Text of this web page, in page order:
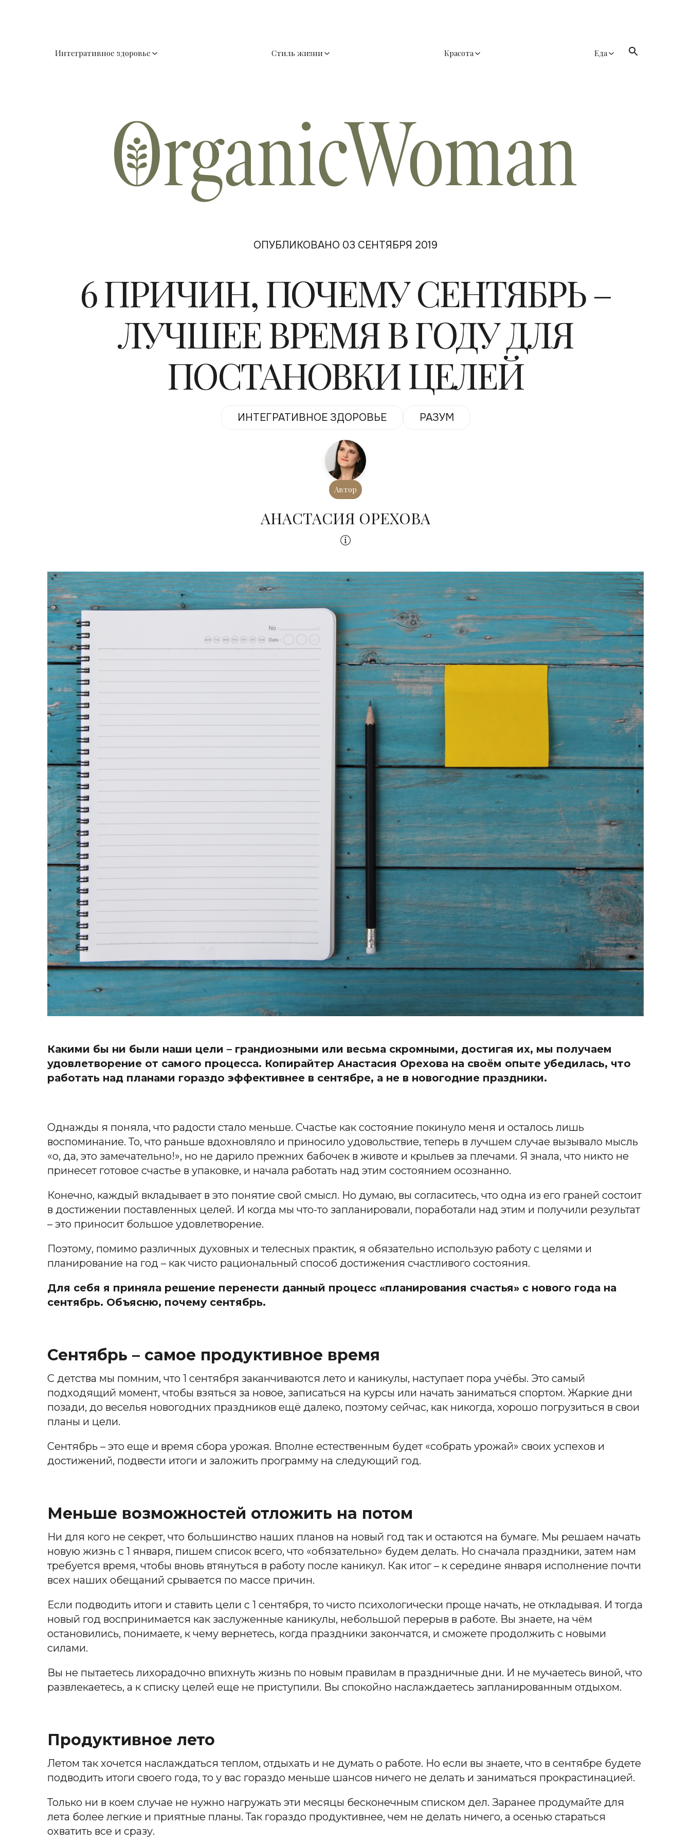
Интегративное здоровье Стиль жизни Красота Еда
ОПУБЛИКОВАНО 03 СЕНТЯБРЯ 2019
6 ПРИЧИН, ПОЧЕМУ СЕНТЯБРЬ –
ЛУЧШЕЕ ВРЕМЯ В ГОДУ ДЛЯ
ПОСТАНОВКИ ЦЕЛЕЙ
ИНТЕГРАТИВНОЕ ЗДОРОВЬЕ РАЗУМ
Автор
АНАСТАСИЯ ОРЕХОВА
Какими бы ни были наши цели – грандиозными или весьма скромными, достигая их, мы получаем
удовлетворение от самого процесса. Копирайтер Анастасия Орехова на своём опыте убедилась, что
работать над планами гораздо эффективнее в сентябре, а не в новогодние праздники.
Однажды я поняла, что радости стало меньше. Счастье как состояние покинуло меня и осталось лишь
воспоминание. То, что раньше вдохновляло и приносило удовольствие, теперь в лучшем случае вызывало мысль
«о, да, это замечательно!», но не дарило прежних бабочек в животе и крыльев за плечами. Я знала, что никто не
принесет готовое счастье в упаковке, и начала работать над этим состоянием осознанно.
Конечно, каждый вкладывает в это понятие свой смысл. Но думаю, вы согласитесь, что одна из его граней состоит
в достижении поставленных целей. И когда мы что-то запланировали, поработали над этим и получили результат
– это приносит большое удовлетворение.
Поэтому, помимо различных духовных и телесных практик, я обязательно использую работу с целями и
планирование на год – как чисто рациональный способ достижения счастливого состояния.
Для себя я приняла решение перенести данный процесс «планирования счастья» с нового года на
сентябрь. Объясню, почему сентябрь.
Сентябрь – самое продуктивное время
С детства мы помним, что 1 сентября заканчиваются лето и каникулы, наступает пора учёбы. Это самый
подходящий момент, чтобы взяться за новое, записаться на курсы или начать заниматься спортом. Жаркие дни
позади, до веселья новогодних праздников ещё далеко, поэтому сейчас, как никогда, хорошо погрузиться в свои
планы и цели.
Сентябрь – это еще и время сбора урожая. Вполне естественным будет «собрать урожай» своих успехов и
достижений, подвести итоги и заложить программу на следующий год.
Меньше возможностей отложить на потом
Ни для кого не секрет, что большинство наших планов на новый год так и остаются на бумаге. Мы решаем начать
новую жизнь с 1 января, пишем список всего, что «обязательно» будем делать. Но сначала праздники, затем нам
требуется время, чтобы вновь втянуться в работу после каникул. Как итог – к середине января исполнение почти
всех наших обещаний срывается по массе причин.
Если подводить итоги и ставить цели с 1 сентября, то чисто психологически проще начать, не откладывая. И тогда
новый год воспринимается как заслуженные каникулы, небольшой перерыв в работе. Вы знаете, на чём
остановились, понимаете, к чему вернетесь, когда праздники закончатся, и сможете продолжить с новыми
силами.
Вы не пытаетесь лихорадочно впихнуть жизнь по новым правилам в праздничные дни. И не мучаетесь виной, что
развлекаетесь, а к списку целей еще не приступили. Вы спокойно наслаждаетесь запланированным отдыхом.
Продуктивное лето
Летом так хочется наслаждаться теплом, отдыхать и не думать о работе. Но если вы знаете, что в сентябре будете
подводить итоги своего года, то у вас гораздо меньше шансов ничего не делать и заниматься прокрастинацией.
Только ни в коем случае не нужно нагружать эти месяцы бесконечным списком дел. Заранее продумайте для
лета более легкие и приятные планы. Так гораздо продуктивнее, чем не делать ничего, а осенью стараться
охватить все и сразу.